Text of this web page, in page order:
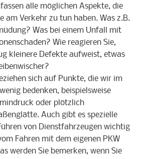
alle möglichen Aspekte, die
am Verkehr zu tun haben. Was z.B.
Was bei einem Unfall mit
Wie reagieren Sie,
kleinere Defekte aufweist, etwas
sich auf Punkte, die wir im
bedenken, beispielsweise
oder plötzlich
Auch gibt es spezielle
von Dienstfahrzeugen wichtig
Fahren mit dem eigenen PKW
werden Sie bemerken, wenn Sie